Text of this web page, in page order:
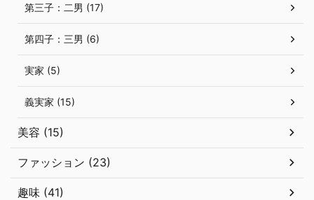
第三子：二男 (17)
第四子：三男 (6)
実家 (5)
義実家 (15)
美容 (15)
ファッション (23)
趣味 (41)